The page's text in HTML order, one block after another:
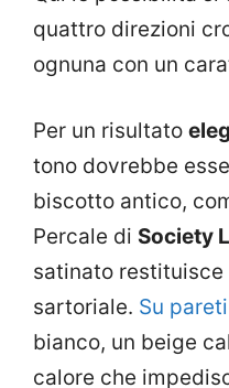
quattro direzioni
ognuna con un
Per un risultato
tono dovrebbe
biscotto antico,
Percale di Society
satinato
sartoriale. Su
bianco, un beige
calore che